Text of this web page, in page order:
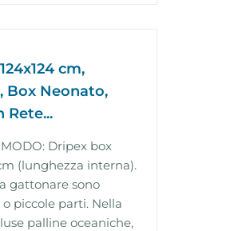
cm,
Box Neonato,
Rete...
Dripex box
(lunghezza interna).
gattonare sono
piccole parti. Nella
palline oceaniche,